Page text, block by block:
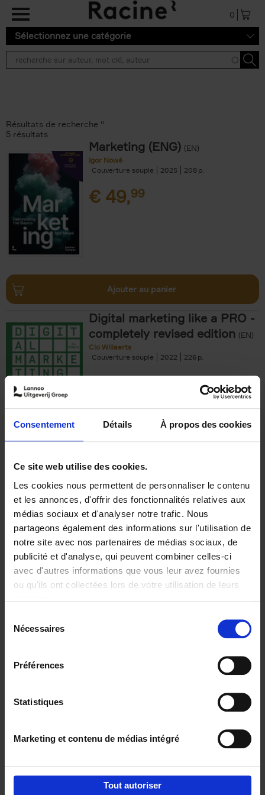
Consentement Détails À propos des cookies
Ce site web utilise des cookies.
Les cookies nous permettent de personnaliser le contenu
et les annonces, d'offrir des fonctionnalités relatives aux
médias sociaux et d'analyser notre trafic. Nous
partageons également des informations sur l'utilisation de
notre site avec nos partenaires de médias sociaux, de
publicité et d'analyse, qui peuvent combiner celles-ci
avec d'autres informations que vous leur avez fournies
ou qu'ils ont collectées lors de votre utilisation de leurs
Nécessaires
Préférences
Statistiques
Marketing et contenu de médias intégré
Tout autoriser
Aller au contenu principal
0
Sélectionnez une catégorie
Résultats de recherche ''
5 résultats
Marketing (ENG) (EN)
Igor Nowé
Couverture souple
2025 208
€ 49,99
Ajouter au panier
Digital marketing like a PRO -
completely revised edition (EN)
Clo Willaerts
Couverture souple
2022 226
€35,50
The Offer You Can't
Refuse
Steven Van Belleghem
Couverture souple
2020 256
€37,50
Building Bonds = Building